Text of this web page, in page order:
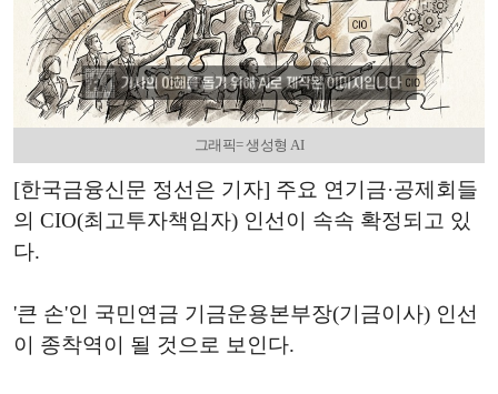
그래픽= 생성형 AI
[한국금융신문 정선은 기자] 주요 연기금·공제회들
의 CIO(최고투자책임자) 인선이 속속 확정되고 있
다.
'큰 손'인 국민연금 기금운용본부장(기금이사) 인선
이 종착역이 될 것으로 보인다.